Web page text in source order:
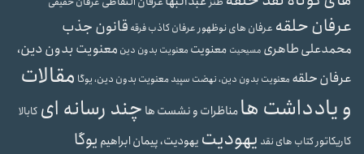
عرفان حلقه عرفان های نوظهور عرفان کاذبفرقه قانون جذب
محمدعلی طاهری مسیحیت معنویت معنویت بدون دین معنویت بدون دین،
عرفان حلقه معنویت بدون دین، نهضت سپیدمعنویت بدون دین، یوگا مقالات
و یادداشت هامناظرات و نشست ها چند رسانه ای کابالا
کاریکاتور کتاب های نقد یهودیت یهودیت، پیمان ابراهیم یوگا